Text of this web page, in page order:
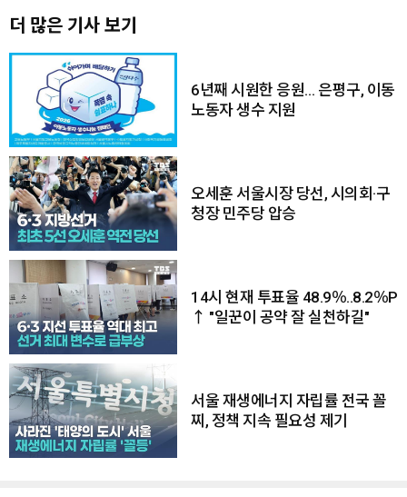
더 많은 기사 보기
6년째 시원한 응원… 은평구, 이동
노동자 생수 지원
오세훈 서울시장 당선, 시의회·구
청장 민주당 압승
14시 현재 투표율 48.9％..8.2％P
↑ "일꾼이 공약 잘 실천하길"
서울 재생에너지 자립률 전국 꼴
찌, 정책 지속 필요성 제기